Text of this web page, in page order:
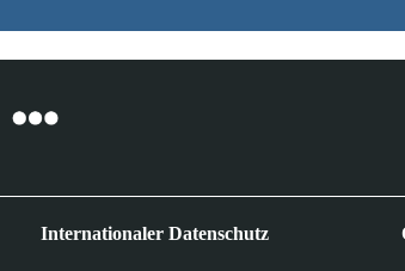
Internationaler Datenschutz